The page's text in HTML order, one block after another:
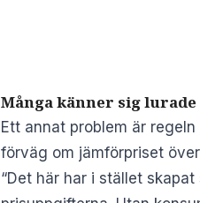
Många känner sig lurade
Ett annat problem är
förväg om jämförpriset
“Det här har i stället